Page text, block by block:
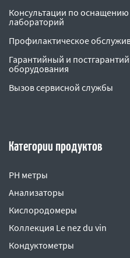
Консультации по
лабораторий
Профилактическое
Гарантийный и
оборудования
Вызов сервисной службы
Категории продуктов
PH метры
Анализаторы
Кислородомеры
Коллекция Le nez du vin
Кондуктометры